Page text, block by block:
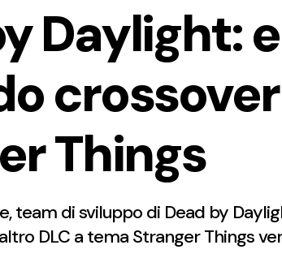
Daylight:
Things
team di sviluppo di Dead by
DLC a tema Stranger Things